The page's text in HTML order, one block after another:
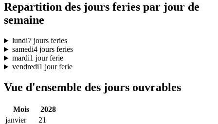
Repartition des jours feries par jour de
semaine
lundi7 jours feries
samedi4 jours feries
mardi1 jour ferie
vendredi1 jour ferie
Vue d'ensemble des jours ouvrables
Mois
2028
janvier
21